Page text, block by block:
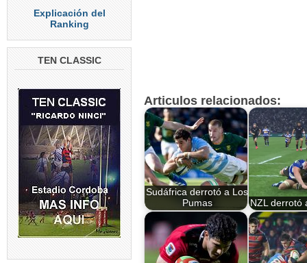
Explicación del
Ranking
TEN CLASSIC
Articulos relacionados:
Sudáfrica derrotó a Los
Pumas
NZL derrotó